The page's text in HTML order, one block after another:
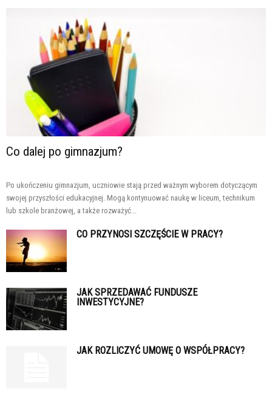
Co dalej po gimnazjum?
Po ukończeniu gimnazjum, uczniowie stają przed ważnym wyborem dotyczącym
swojej przyszłości edukacyjnej. Mogą kontynuować naukę w liceum, technikum
lub szkole branżowej, a także rozważyć...
CO PRZYNOSI SZCZĘŚCIE W PRACY?
JAK SPRZEDAWAĆ FUNDUSZE
INWESTYCYJNE?
JAK ROZLICZYĆ UMOWĘ O WSPÓŁPRACY?